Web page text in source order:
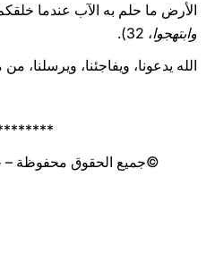
الأرض ما حلم به الآب عندما
وابتهجوا، 32).
الله يدعونا، ويفاجئنا، ويرسلنا،
©جميع الحقوق محفوظة –